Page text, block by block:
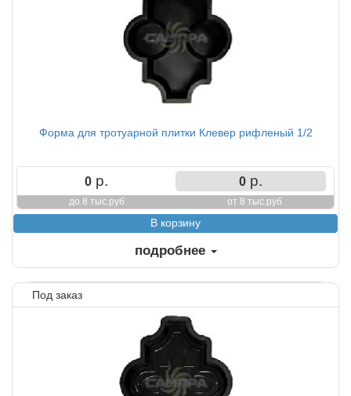
Форма для тротуарной плитки Клевер рифленый 1/2
0 р.
до 8 тыс.руб
0р.
от 8 тыс.руб
подробнее
Под заказ